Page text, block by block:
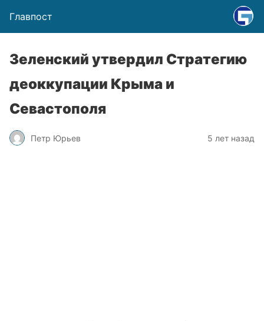
Главпост
Зеленский утвердил Стратегию
деоккупации Крыма и
Севастополя
Петр Юрьев 5 лет назад